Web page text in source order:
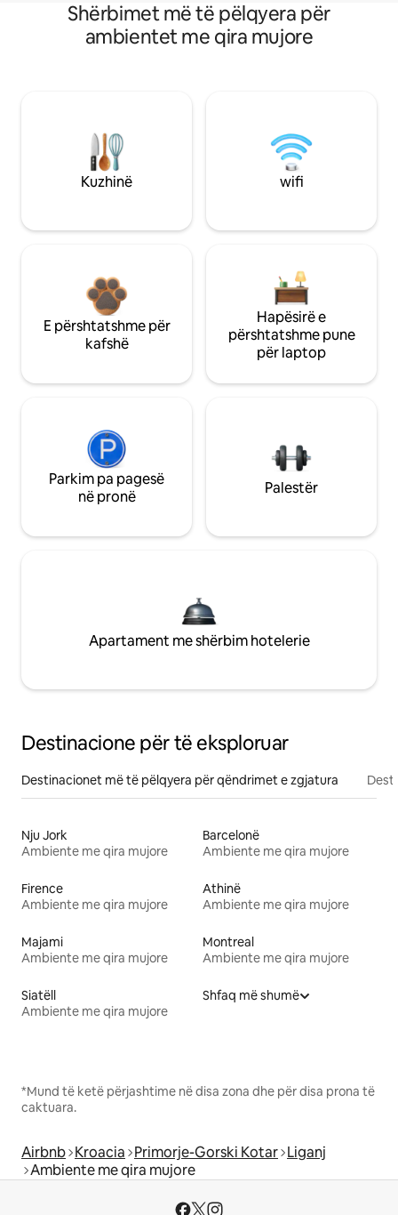
Shërbimet më të pëlqyera për
ambientet me qira mujore
Kuzhinë wifi
E përshtatshme për
kafshë
Hapësirë e
përshtatshme pune
për laptop
Parkim pa pagesë
në pronë
Palestër
Apartament me shërbim hotelerie
Destinacione për të eksploruar
Destinacionet më të pëlqyera për qëndrimet e zgjatura
Nju Jork
Ambiente me qira mujore
Barcelonë
Ambiente me qira mujore
Firence
Ambiente me qira mujore
Athinë
Ambiente me qira mujore
Majami
Ambiente me qira mujore
Montreal
Ambiente me qira mujore
Siatëll
Ambiente me qira mujore
Shfaq më shumë
*Mund të ketë përjashtime në disa zona dhe për disa prona të
caktuara.
Airbnb Kroacia Primorje-Gorski Kotar Liganj
Ambiente me qira mujore